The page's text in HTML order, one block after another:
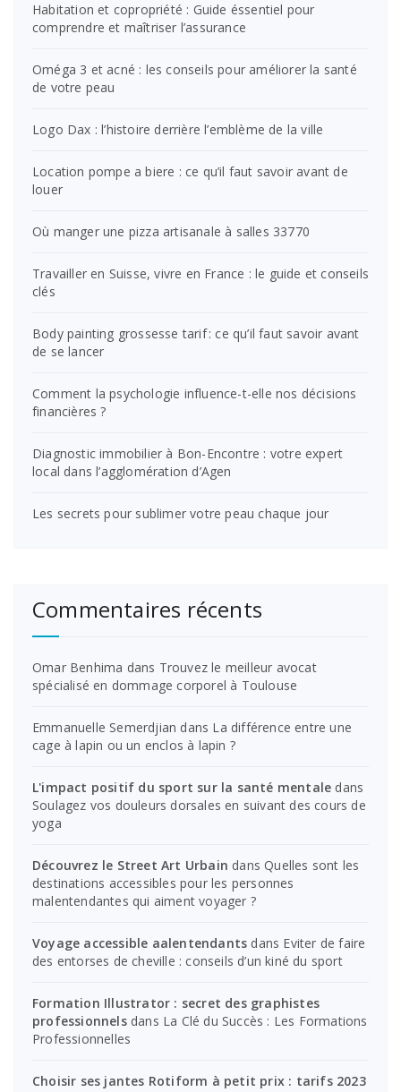
Habitation et copropriété : Guide éssentiel pour
comprendre et maîtriser l’assurance
Oméga 3 et acné : les conseils pour améliorer la santé
de votre peau
Logo Dax : l’histoire derrière l’emblème de la ville
Location pompe a biere : ce qu’il faut savoir avant de
louer
Où manger une pizza artisanale à salles 33770
Travailler en Suisse, vivre en France : le guide et conseils
clés
Body painting grossesse tarif : ce qu’il faut savoir avant
de se lancer
Comment la psychologie influence-t-elle nos décisions
financières ?
Diagnostic immobilier à Bon-Encontre : votre expert
local dans l’agglomération d’Agen
Les secrets pour sublimer votre peau chaque jour
Commentaires récents
Omar Benhima dans Trouvez le meilleur avocat
spécialisé en dommage corporel à Toulouse
Emmanuelle Semerdjian dans La différence entre une
cage à lapin ou un enclos à lapin ?
L'impact positif du sport sur la santé mentale dans
Soulagez vos douleurs dorsales en suivant des cours de
yoga
Découvrez le Street Art Urbain dansQuelles sont les
destinations accessibles pour les personnes
malentendantes qui aiment voyager ?
Voyage accessible aalentendants dans Eviter de faire
des entorses de cheville : conseils d’un kiné du sport
Formation Illustrator : secret des graphistes
professionnelsdans La Clé du Succès : Les Formations
Professionnelles
Choisir ses jantes Rotiform à petit prix : tarifs 2023